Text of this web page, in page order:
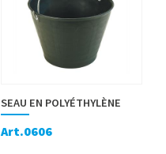
SEAU EN POLYÉTHYLÈNE
Art.0606